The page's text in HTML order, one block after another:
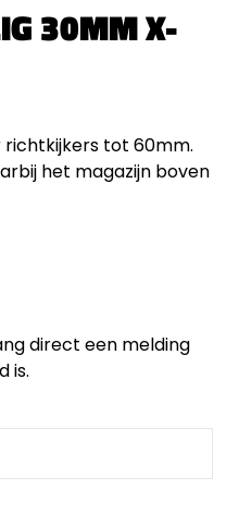
30MM X-
tot 60mm.
het magazijn boven
direct een melding
is.